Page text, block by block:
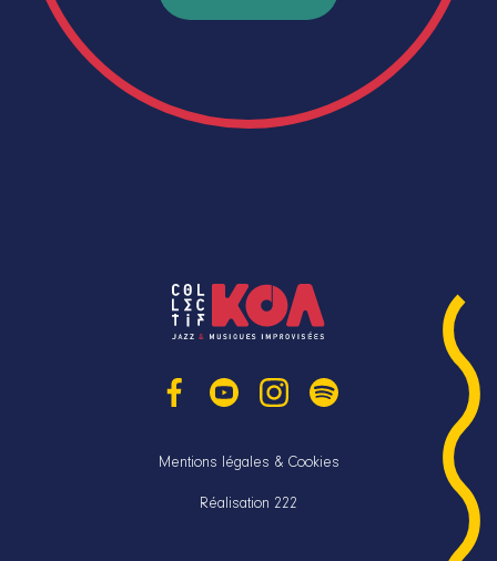
Mentions légales & Cookies
Réalisation 222